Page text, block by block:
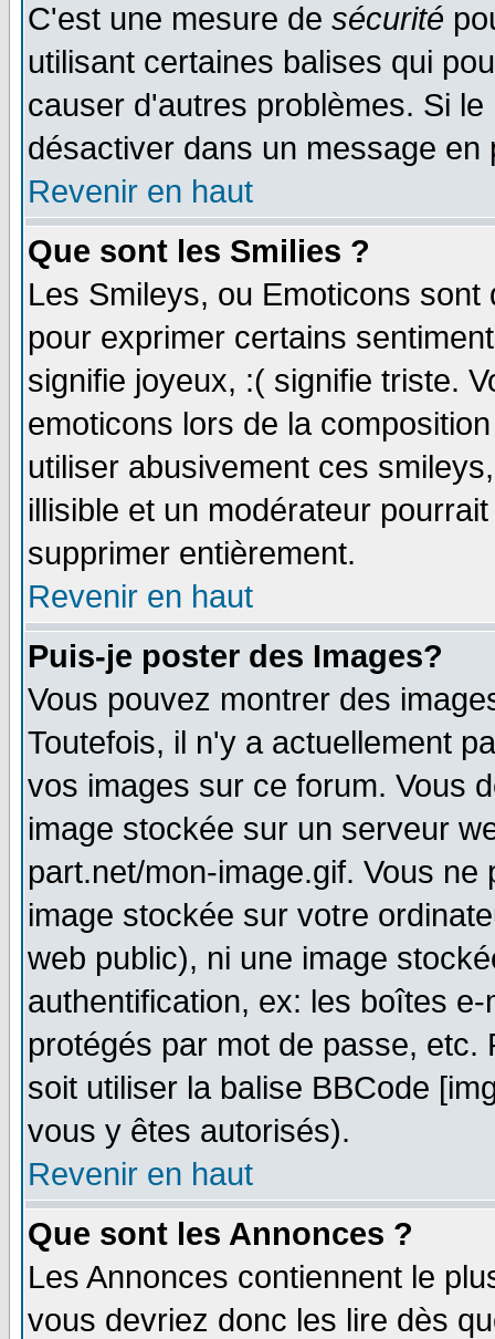
C'est une mesure de sécurité
utilisant certaines balises qui
causer d'autres problèmes. Si
désactiver dans un message
Revenir en haut
Que sont les Smilies ?
Les Smileys, ou Emoticons
pour exprimer certains
signifie joyeux, :( signifie triste.
emoticons lors de la
utiliser abusivement ces
illisible et un modérateur
supprimer entièrement.
Revenir en haut
Puis-je poster des Images?
Vous pouvez montrer des
Toutefois, il n'y a actuellement
vos images sur ce forum. Vous
image stockée sur un serveur
part.net/mon-image.gif. Vous
image stockée sur votre
web public), ni une image
authentification, ex: les boîtes
protégés par mot de passe,
soit utiliser la balise BBCode
vous y êtes autorisés).
Revenir en haut
Que sont les Annonces ?
Les Annonces contiennent le
vous devriez donc les lire dès